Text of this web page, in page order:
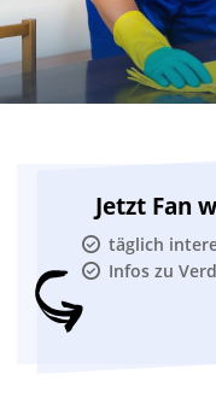
Jetzt Fan
täglich
Infos zu